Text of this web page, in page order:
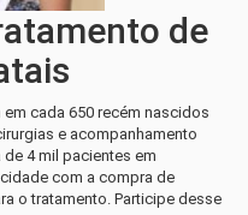
de
cada 650 recém nascidos
e acompanhamento
4 mil pacientes em
com a compra de
o tratamento. Participe desse